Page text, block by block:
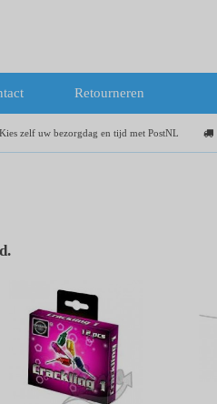
Retourneren
Kies zelf uw bezorgdag en tijd met PostNL
.